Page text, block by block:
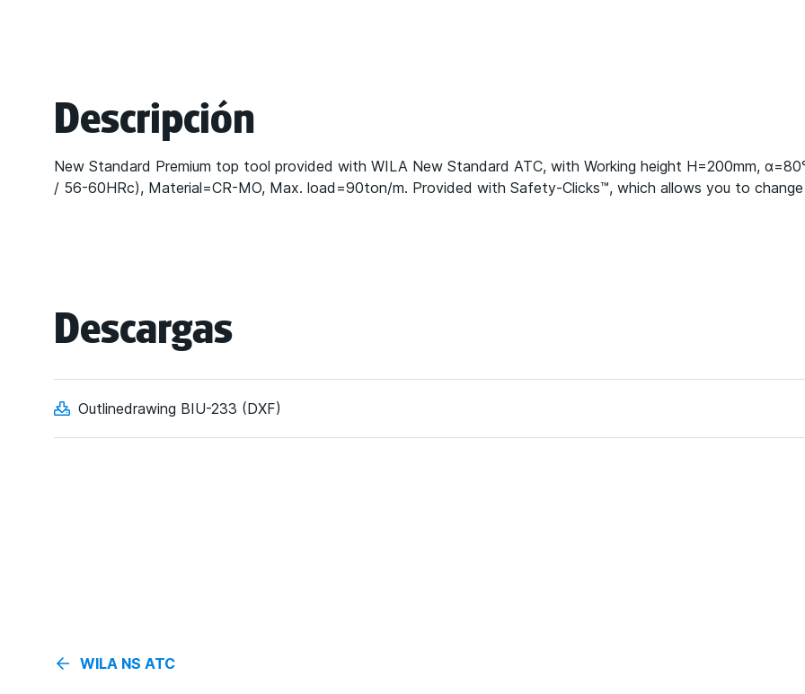
Descripción
New Standard Premium top tool provided with WILA New Standard ATC, with Working height H=200mm,
/ 56-60HRc), Material=CR-MO, Max. load=90ton/m. Provided with Safety-Clicks™, which allows you to
Descargas
Outlinedrawing BIU-233 (DXF)
WILA NS ATC